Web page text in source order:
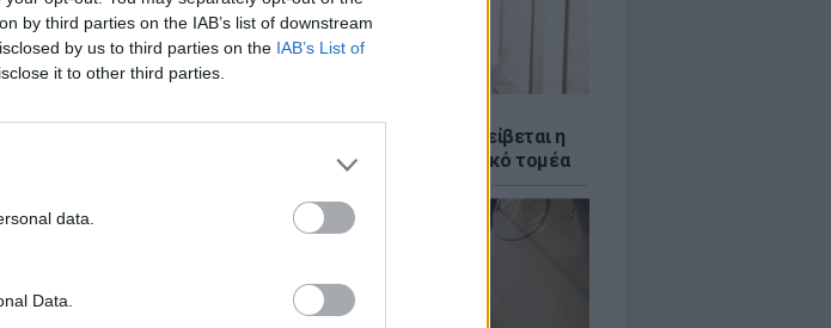
by third parties on the IAB’s list of downstream
by us to third parties on the IAB’s List of
it to other third parties.
data.
Data.
Δεκαπενταύγουστος: Πώς αμείβεται η
εργασία την αργία στον ιδιωτικό τομέα
χαμός με τα
για 200.000